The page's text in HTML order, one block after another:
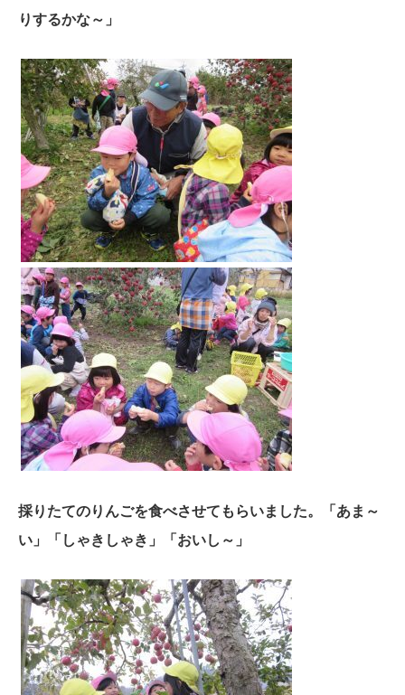
りするかな～」
採りたてのりんごを食べさせてもらいました。「あま～
い」「しゃきしゃき」「おいし～」